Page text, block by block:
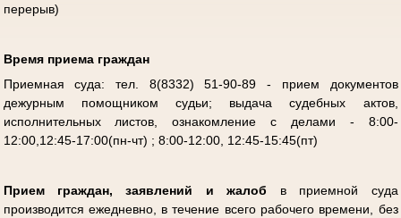
перерыв)
Время приема граждан
Приемная суда: тел. 8(8332) 51-90-89 - прием документов
дежурным помощником судьи; выдача судебных актов,
исполнительных листов, ознакомление с делами - 8:00-
12:00,12:45-17:00(пн-чт) ; 8:00-12:00, 12:45-15:45(пт)
Прием граждан, заявлений и жалоб в приемной суда
производится ежедневно, в течение всего рабочего времени, без